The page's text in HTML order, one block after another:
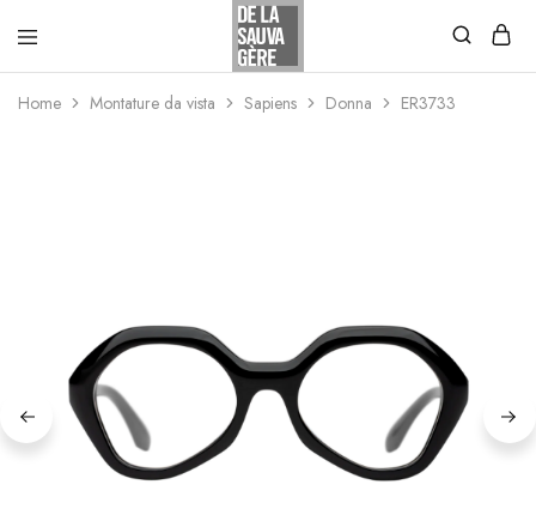
Home Montature da vista Sapiens Donna ER3733